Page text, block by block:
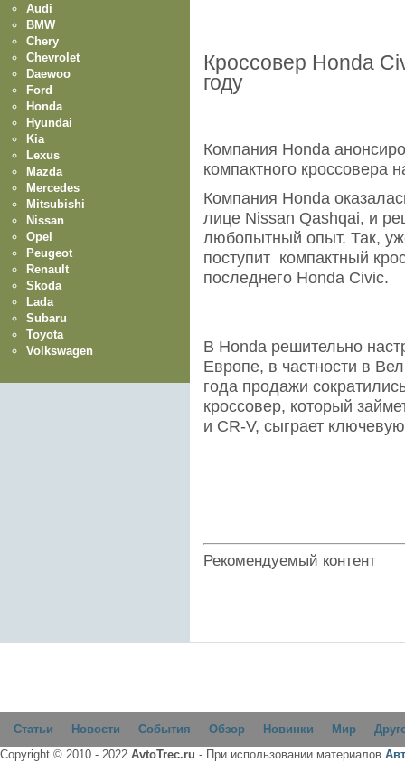
Кроссовер Honda
году
Компания Honda
компактного кроссовера
Компания Honda
лице Nissan Qashqai, и
любопытный опыт. Так,
поступит компактный
последнего Honda Civic.
В Honda решительно
Европе, в частности в
года продажи
кроссовер, который
и CR-V, сыграет
Рекомендуемый контент
Audi
BMW
Chery
Chevrolet
Daewoo
Ford
Honda
Hyundai
Kia
Lexus
Mazda
Mercedes
Mitsubishi
Nissan
Opel
Peugeot
Renault
Skoda
Lada
Subaru
Toyota
Volkswagen
Статьи Новости События Обзор Новинки Мир
Copyright © 2010 - 2022 AvtoTrec.ru - При использовании материалов